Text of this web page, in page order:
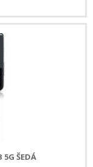
5G ŠEDÁ